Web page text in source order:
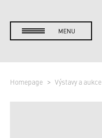
MENU
Homepage Výstavy a aukce